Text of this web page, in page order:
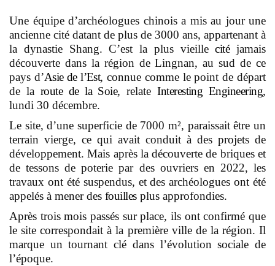
Une équipe d’archéologues chinois a mis au jour une
ancienne cité datant de plus de 3000 ans, appartenant à
la dynastie Shang. C’est la plus vieillecitéjamais
découverte dans la région de Lingnan, au sud de ce
pays d’Asie de l’Est, connue comme le point de départ
de la route de la Soie, relateInteresting Engineering,
lundi 30 décembre.
Le site, d’une superficie de 7000 m², paraissait être un
terrain vierge, ce qui avait conduit à des projets de
développement. Mais après la découverte de briques et
de tessons de poterie par des ouvriers en 2022, les
travaux ont été suspendus, et des archéologues ont été
appelés à mener des fouillesplus approfondies.
Après trois mois passés sur place, ils ont confirmé que
le site correspondait à la première ville de la région. Il
marque un tournant clé dans l’évolution sociale de
l’époque.